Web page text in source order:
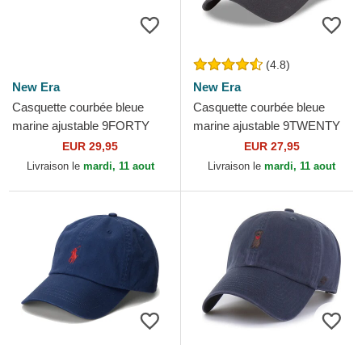
New Era
Casquette courbée bleue
marine ajustable 9FORTY
City Icon New York Yankees
MLB New Era
EUR 29,95
Livraison le mardi, 11 aout
(4.8)
New Era
Casquette courbée bleue
marine ajustable 9TWENTY
Core Classic Boston Red
Sox MLB New Era
EUR 27,95
Livraison le mardi, 11 aout